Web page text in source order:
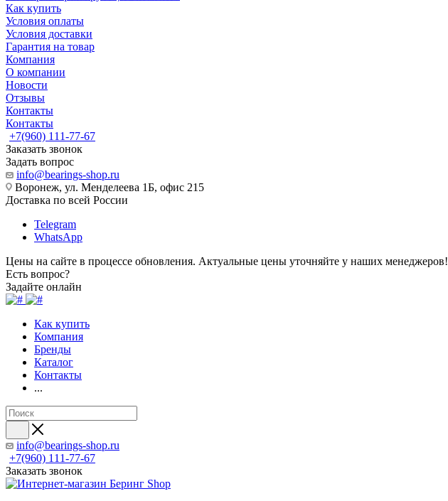
Как купить
Условия оплаты
Условия доставки
Гарантия на товар
Компания
О компании
Новости
Отзывы
Контакты
Контакты
+7(960) 111-77-67
Заказать звонок
Задать вопрос
info@bearings-shop.ru
Воронеж, ул. Менделеева 1Б, офис 215
Доставка по всей России
Telegram
WhatsApp
Цены на сайте в процессе обновления. Актуальные цены уточняйте у наших менеджеров!
Есть вопрос?
Задайте онлайн
Как купить
Компания
Бренды
Каталог
Контакты
...
info@bearings-shop.ru
+7(960) 111-77-67
Заказать звонок